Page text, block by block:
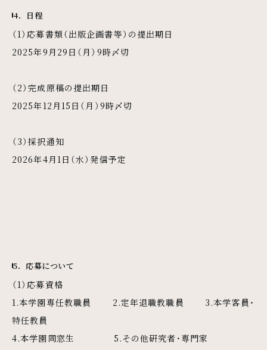
4．日程
（1）応募書類（出版企画書等）の提出期日
2025年9⽉29⽇（⽉）9時〆切
（2）完成原稿の提出期日
2025年12⽉15⽇（⽉）9時〆切
（3）採択通知
2026年4⽉1⽇（⽔）発信予定
5．応募について
（1）応募資格
1.本学園専任教職員 2.定年退職教職員 3.本学客員・
特任教員
4.本学園同窓生 5.その他研究者・専門家